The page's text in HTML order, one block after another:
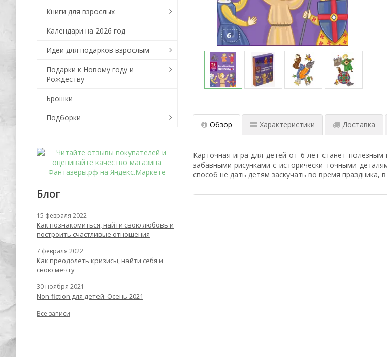
Обзор Характеристики Доставка
Карточная игра для детей от 6 лет станет
забавными рисунками с исторически точными
способ не дать детям заскучать во время праздника,
Книги для взрослых
Календари на 2026 год
Идеи для подарков взрослым
Подарки к Новому году и
Рождеству
Брошки
Подборки
Блог
15 февраля 2022
Как познакомиться, найти свою любовь и
построить счастливые отношения
7 февраля 2022
Как преодолеть кризисы, найти себя и
свою мечту
30 ноября 2021
Non-fiction для детей. Осень 2021
Все записи